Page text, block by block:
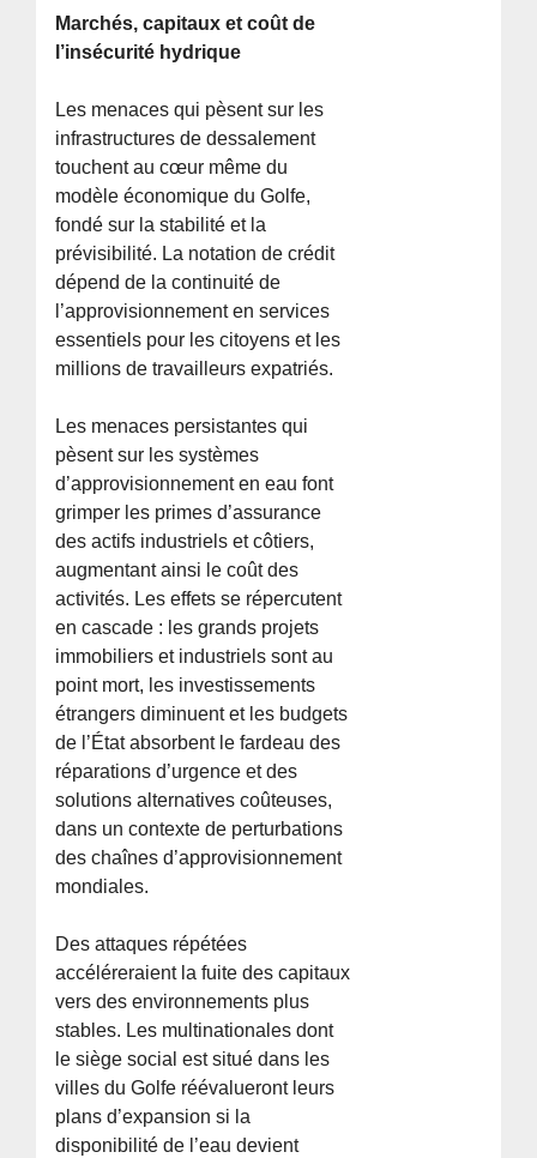
Marchés, capitaux et coût de
l’insécurité hydrique
Les menaces qui pèsent sur les
infrastructures de dessalement
touchent au cœur même du
modèle économique du Golfe,
fondé sur la stabilité et la
prévisibilité. La notation de crédit
dépend de la continuité de
l’approvisionnement en services
essentiels pour les citoyens et les
millions de travailleurs expatriés.
Les menaces persistantes qui
pèsent sur les systèmes
d’approvisionnement en eau font
grimper les primes d’assurance
des actifs industriels et côtiers,
augmentant ainsi le coût des
activités. Les effets se répercutent
en cascade : les grands projets
immobiliers et industriels sont au
point mort, les investissements
étrangers diminuent et les budgets
de l’État absorbent le fardeau des
réparations d’urgence et des
solutions alternatives coûteuses,
dans un contexte de perturbations
des chaînes d’approvisionnement
mondiales.
Des attaques répétées
accéléreraient la fuite des capitaux
vers des environnements plus
stables. Les multinationales dont
le siège social est situé dans les
villes du Golfe réévalueront leurs
plans d’expansion si la
disponibilité de l’eau devient